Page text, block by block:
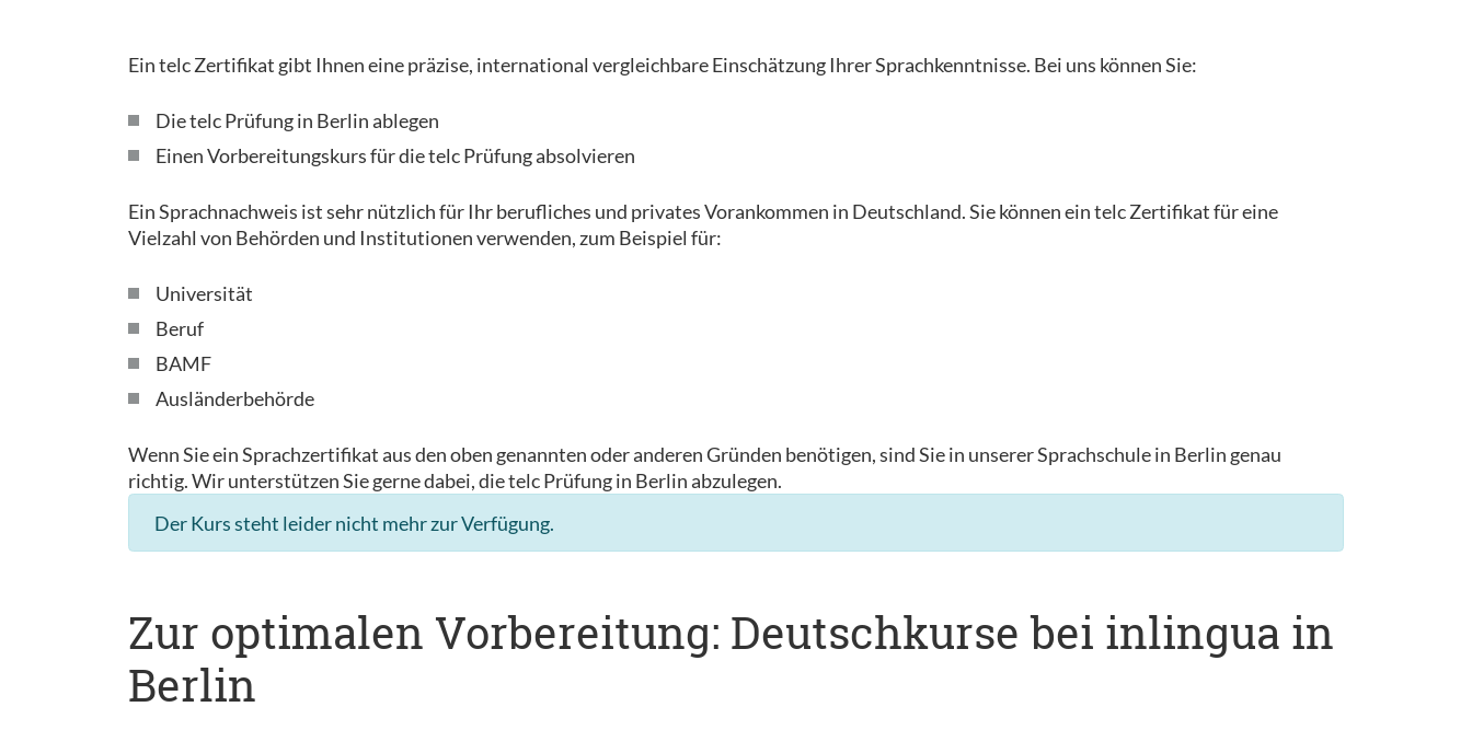
Ein telc Zertifikat gibt Ihnen eine präzise, international vergleichbare Einschätzung Ihrer Sprachkenntnisse. Bei uns können Sie:
Die telc Prüfung in Berlin ablegen
Einen Vorbereitungskurs für die telc Prüfung absolvieren
Ein Sprachnachweis ist sehr nützlich für Ihr berufliches und privates Vorankommen in Deutschland. Sie können ein telc Zertifikat für eine
Vielzahl von Behörden und Institutionen verwenden, zum Beispiel für:
Universität
Beruf
BAMF
Ausländerbehörde
Wenn Sie ein Sprachzertifikat aus den oben genannten oder anderen Gründen benötigen, sind Sie in unserer Sprachschule in Berlin genau
richtig. Wir unterstützen Sie gerne dabei, die telc Prüfung in Berlin abzulegen.
Der Kurs steht leider nicht mehr zur Verfügung.
Zur optimalen Vorbereitung: Deutschkurse bei inlingua in
Berlin